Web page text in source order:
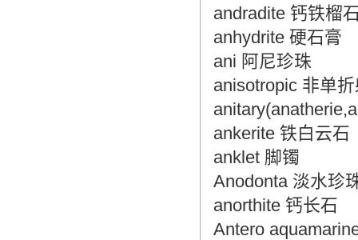
andradite 钙铁榴
anhydrite 硬石膏
ani 阿尼珍珠
anisotropic 非单
ankerite 铁白云石
anklet 脚镯
Anodonta 淡水珍
anorthite 钙长石
Antero